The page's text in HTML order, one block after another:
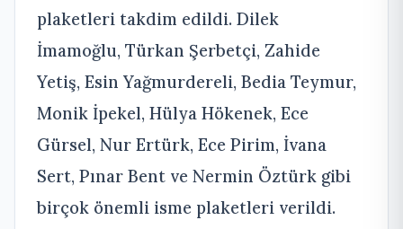
plaketleri takdim edildi. Dilek
İmamoğlu, Türkan Şerbetçi, Zahide
Yetiş, Esin Yağmurdereli, Bedia Teymur,
Monik İpekel, Hülya Hökenek, Ece
Gürsel, Nur Ertürk, Ece Pirim, İvana
Sert, Pınar Bent ve Nermin Öztürk gibi
birçok önemli isme plaketleri verildi.